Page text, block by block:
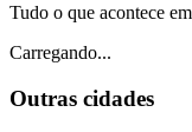
Tudo o que acontece em
Carregando...
Outras cidades